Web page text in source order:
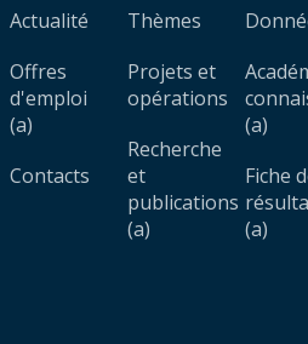
Actualité
Offres
d'emploi
(a)
Contacts
Thèmes
Projets et
opérations
Recherche
et
publications
(a)
(a)
Fiche
(a)